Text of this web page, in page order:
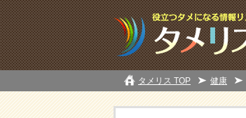
タメリス TOP 健康